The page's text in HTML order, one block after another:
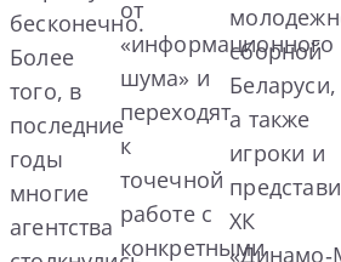
бесконечно.
Более
того, в
последние
годы
многие
агентства
от
«информационного
шума» и
переходят
к
точечной
работе с
конкретными
сборной
Беларуси,
а также
игроки и
ХК